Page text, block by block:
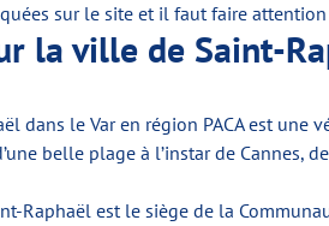
sur le site et il faut faire
la ville de Saint-
dans le Var en région PACA est
belle plage à l’instar de Cannes,
Raphaël est le siège de la